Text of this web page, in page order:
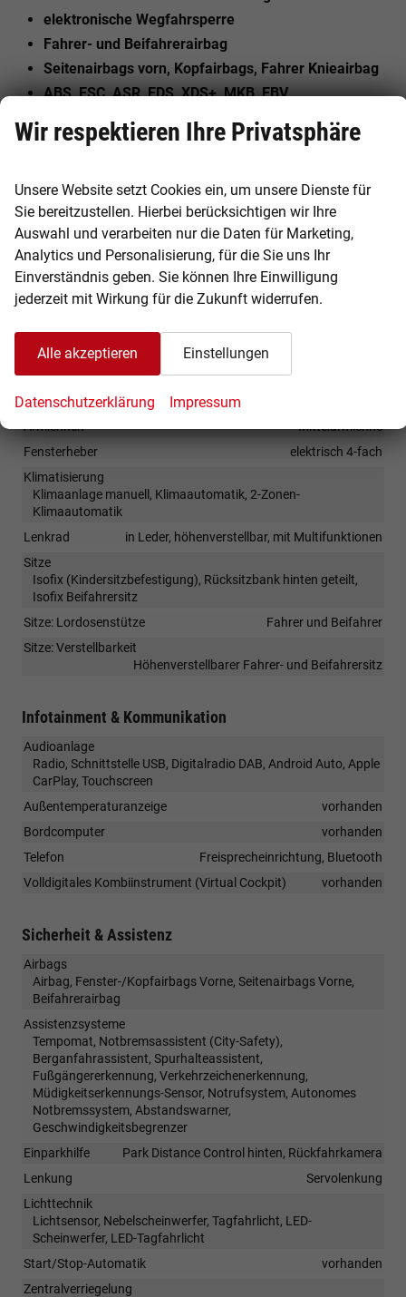
elektronische Wegfahrsperre
Fahrer- und Beifahrerairbag
Seitenairbags vorn, Kopfairbags, Fahrer Knieairbag
ABS, ESC, ASR, EDS, XDS+, MKB, EBV
ISOFIX-Kindersitzbefestigungen auf den äußeren
ISOFIX auf dem Beifahrersitz
u.v.m.
Irrtümer und Änderungen für dieses Angebot sind
vorbehalten.
Allgemeines
Innen
Armlehnen
Mittelarmlehne
Fensterheber
elektrisch 4-fach
Klimatisierung
Klimaanlage manuell, Klimaautomatik, 2-Zonen-
Klimaautomatik
Lenkrad
in Leder, höhenverstellbar, mit Multifunktionen
Sitze
Isofix (Kindersitzbefestigung), Rücksitzbank hinten geteilt,
Isofix Beifahrersitz
Sitze: Lordosenstütze
Fahrer und Beifahrer
Sitze: Verstellbarkeit
Höhenverstellbarer Fahrer- und Beifahrersitz
Infotainment & Kommunikation
Audioanlage
Radio, Schnittstelle USB, Digitalradio DAB, Android Auto, Apple
CarPlay, Touchscreen
Außentemperaturanzeige
vorhanden
Bordcomputer
vorhanden
Telefon
Freisprecheinrichtung, Bluetooth
Volldigitales Kombiinstrument (Virtual Cockpit)
vorhanden
Sicherheit & Assistenz
Airbags
Airbag, Fenster-/Kopfairbags Vorne, Seitenairbags Vorne,
Beifahrerairbag
Assistenzsysteme
Tempomat, Notbremsassistent (City-Safety),
Berganfahrassistent, Spurhalteassistent,
Fußgängererkennung, Verkehrzeichenerkennung,
Müdigkeitserkennungs-Sensor, Notrufsystem, Autonomes
Notbremssystem, Abstandswarner,
Geschwindigkeitsbegrenzer
Einparkhilfe
Park Distance Control hinten, Rückfahrkamera
Lenkung
Servolenkung
Lichttechnik
Lichtsensor, Nebelscheinwerfer, Tagfahrlicht, LED-
Scheinwerfer, LED-Tagfahrlicht
Start/Stop-Automatik
vorhanden
Zentralverriegelung
Wir respektieren Ihre Privatsphäre
Unsere Website setzt Cookies ein, um unsere Dienste für
Sie bereitzustellen. Hierbei berücksichtigen wir Ihre
Auswahl und verarbeiten nur die Daten für Marketing,
Analytics und Personalisierung, für die Sie uns Ihr
Einverständnis geben. Sie können Ihre Einwilligung
jederzeit mit Wirkung für die Zukunft widerrufen.
Alle akzeptieren Einstellungen
Datenschutzerklärung Impressum